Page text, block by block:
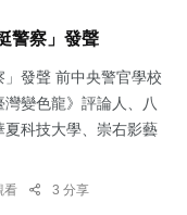
警察」發聲
發聲 前中央警官學校
變色龍》評論人、八
科技大學、崇右影藝
看 3 分享